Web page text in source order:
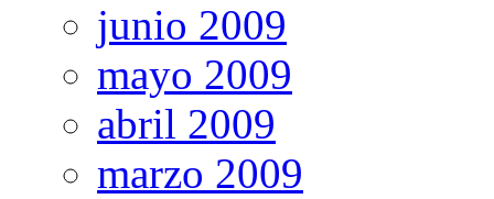
junio 2009
mayo 2009
abril 2009
marzo 2009